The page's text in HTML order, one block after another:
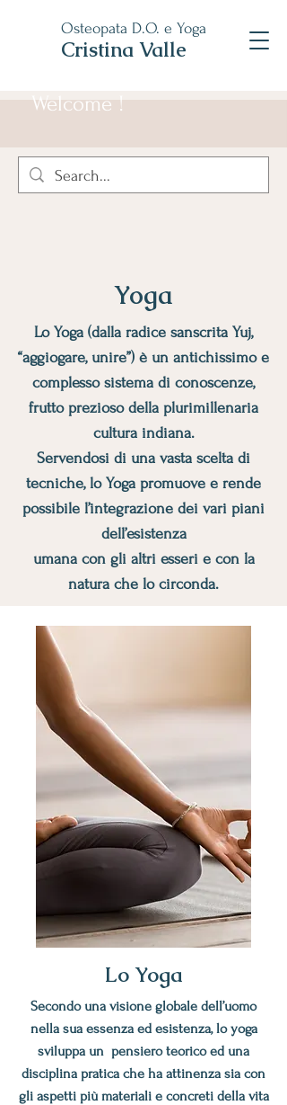
Osteopata D.O. e Yoga
Cristina Valle
Welcome !
Yoga
Lo Yoga (dalla radice sanscrita Yuj,
“aggiogare, unire”) è un antichissimo e
complesso sistema di conoscenze,
frutto prezioso della plurimillenaria
cultura indiana.
Servendosi di una vasta scelta di
tecniche, lo Yoga promuove e rende
possibile l’integrazione dei vari piani
dell’esistenza
umana con gli altri esseri e con la
natura che lo circonda.
Lo Yoga
Secondo una visione globale dell’uomo
nella sua essenza ed esistenza, lo yoga
sviluppa un pensiero teorico ed una
disciplina pratica che ha attinenza sia con
gli aspetti più materiali e concreti della vita